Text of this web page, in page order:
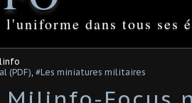
dans tous ses
(PDF), #Les miniatures militaires